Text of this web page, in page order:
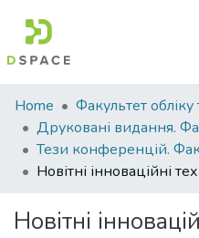
Communities
&
Collections
Statistics
Home
Новітні